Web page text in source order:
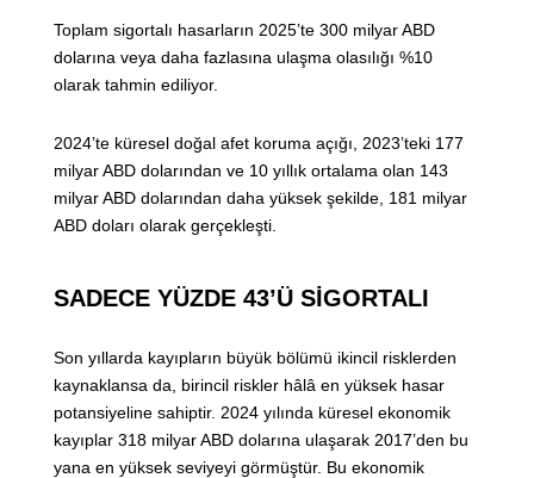
Toplam sigortalı hasarların 2025’te 300 milyar ABD
dolarına veya daha fazlasına ulaşma olasılığı %10
olarak tahmin ediliyor.
2024’te küresel doğal afet koruma açığı, 2023’teki 177
milyar ABD dolarından ve 10 yıllık ortalama olan 143
milyar ABD dolarından daha yüksek şekilde, 181 milyar
ABD doları olarak gerçekleşti.
SADECE YÜZDE 43’Ü SİGORTALI
Son yıllarda kayıpların büyük bölümü ikincil risklerden
kaynaklansa da, birincil riskler hâlâ en yüksek hasar
potansiyeline sahiptir. 2024 yılında küresel ekonomik
kayıplar 318 milyar ABD dolarına ulaşarak 2017’den bu
yana en yüksek seviyeyi görmüştür. Bu ekonomik